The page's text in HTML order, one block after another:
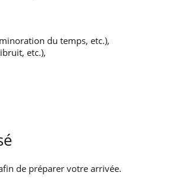
du temps, etc.),
etc.),
de préparer votre arrivée.